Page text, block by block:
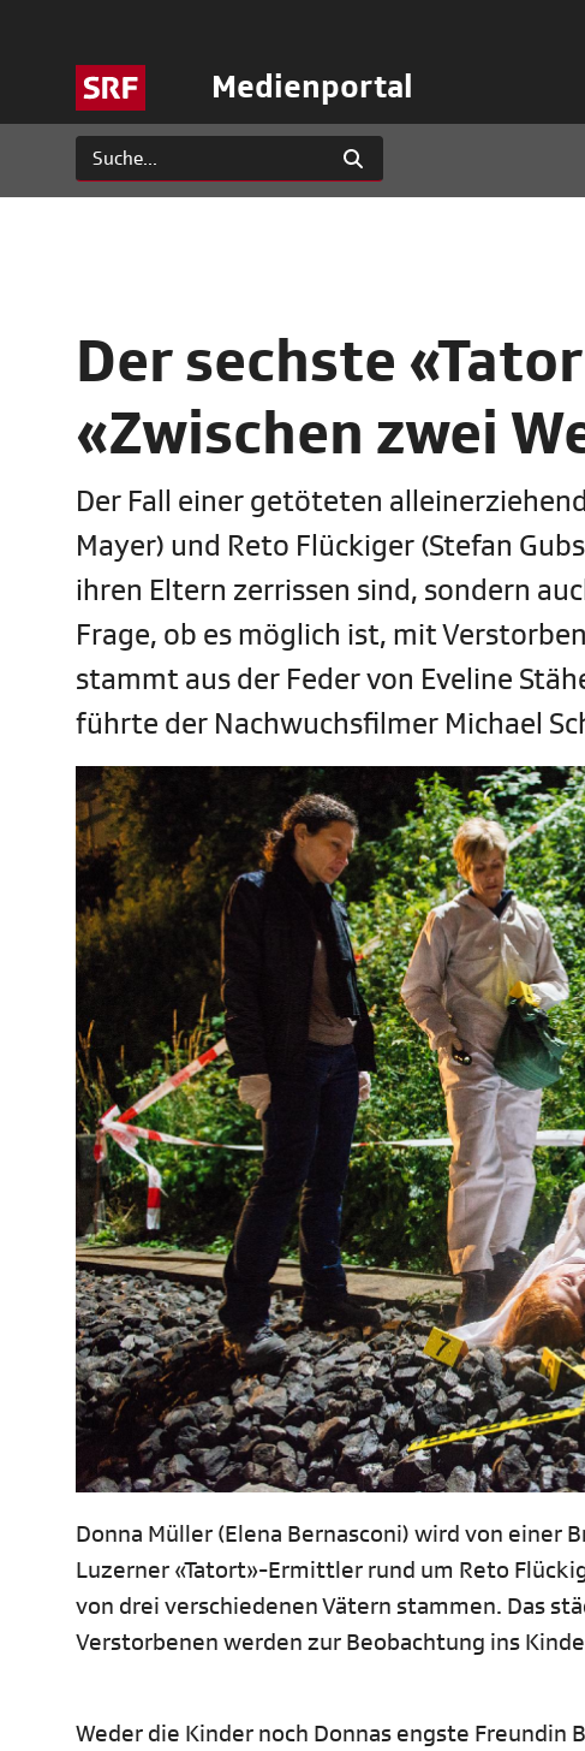
Medienportal
Der sechste
«Zwischen zwei
Der Fall einer getöteten
Mayer) und Reto Flückiger (Stefan
ihren Eltern zerrissen sind, sondern
Frage, ob es möglich ist, mit
stammt aus der Feder von Eveline
führte der Nachwuchsfilmer Michael
Donna Müller (Elena Bernasconi) wird von
Luzerner «Tatort»-Ermittler rund um Reto
von drei verschiedenen Vätern stammen. Das
Verstorbenen werden zur Beobachtung ins
Weder die Kinder noch Donnas engste